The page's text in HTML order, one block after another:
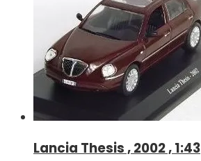
Lancia Thesis , 2002 , 1:43